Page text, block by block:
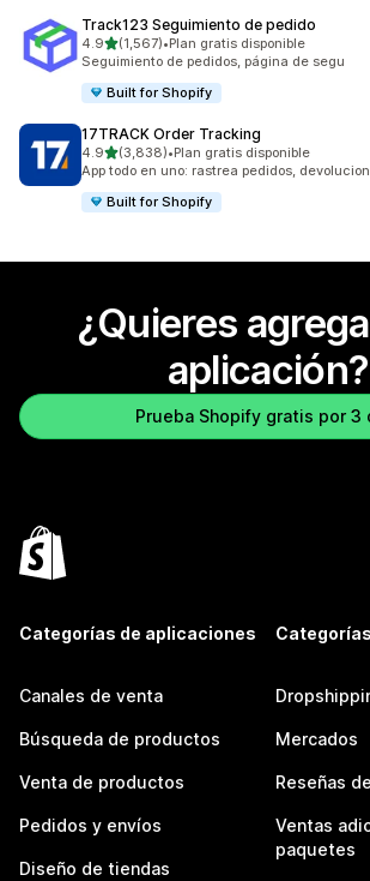
Track123 Seguimiento de pedido
4.9de 5 estrellas
(1,567)
1567 reseñas en total
•Plan gratis disponible
Seguimiento de pedidos, página de segu
Built for Shopify
17TRACK Order Tracking
4.9de 5 estrellas
(3,838)
3838 reseñas en total
•Plan gratis disponible
App todo en uno: rastrea pedidos,
Built for Shopify
¿Quieres
aplicación?
Prueba Shopify gratis por 3
Categorías de aplicaciones
Canales de venta
Búsqueda de productos
Venta de productos
Pedidos y envíos
Diseño de tiendas
Mercados
Reseñas
Ventas
paquetes